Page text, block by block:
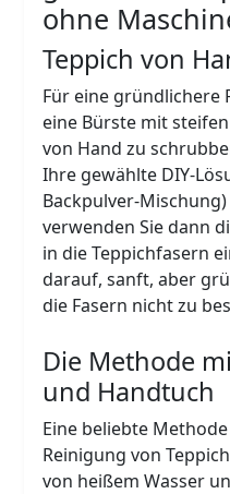
ohne
Teppich von
Für eine gründlichere
eine Bürste mit
von Hand zu
Ihre gewählte DIY-
Backpulver-
verwenden Sie dann
in die Teppichfasern
darauf, sanft, aber
die Fasern nicht zu
Die Methode
und Handtuch
Eine beliebte
Reinigung von
von heißem Wasser